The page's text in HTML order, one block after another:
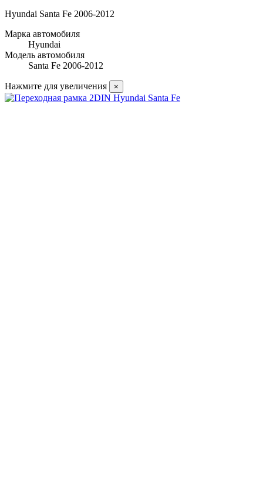
Hyundai Santa Fe 2006-2012
Марка автомобиля
Hyundai
Модель автомобиля
Santa Fe 2006-2012
Нажмите для увеличения ×